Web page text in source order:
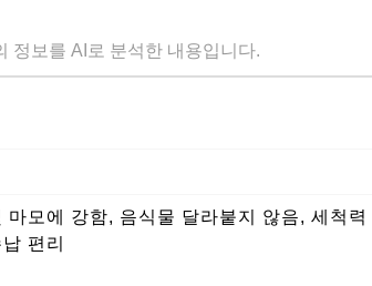
정보를 AI로 분석한 내용입니다.
모에 강함, 음식물 달라붙지 않음, 세척
편리